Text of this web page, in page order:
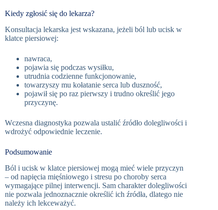
Kiedy zgłosić się do lekarza?
Konsultacja lekarska jest wskazana, jeżeli ból lub ucisk w
klatce piersiowej:
nawraca,
pojawia się podczas wysiłku,
utrudnia codzienne funkcjonowanie,
towarzyszy mu kołatanie serca lub duszność,
pojawił się po raz pierwszy i trudno określić jego
przyczynę.
Wczesna diagnostyka pozwala ustalić źródło dolegliwości i
wdrożyć odpowiednie leczenie.
Podsumowanie
Ból i ucisk w klatce piersiowej mogą mieć wiele przyczyn
– od napięcia mięśniowego i stresu po choroby serca
wymagające pilnej interwencji. Sam charakter dolegliwości
nie pozwala jednoznacznie określić ich źródła, dlatego nie
należy ich lekceważyć.